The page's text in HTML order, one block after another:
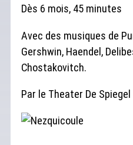
Dès 6 mois, 45 minutes
Avec des musiques de
Gershwin, Haendel,
Chostakovitch.
Par le Theater De Spiegel